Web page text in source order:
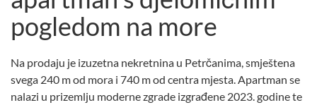
pogledom na more
Na prodaju je izuzetna nekretnina u Petrčanima, smještena
svega 240 m od mora i 740 m od centra mjesta. Apartman se
nalazi u prizemlju moderne zgrade izgrađene 2023. godine te